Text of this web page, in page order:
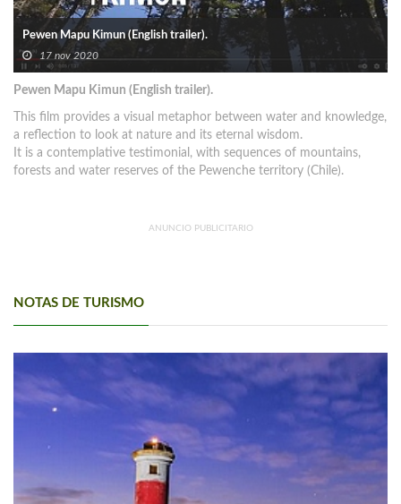
Pewen Mapu Kimun (English trailer).
17 nov 2020
Pewen Mapu Kimun (English trailer).
This film provides a visual metaphor between water and knowledge,
a reflection to look at nature and its eternal wisdom.
It is a contemplative testimonial, with sequences of mountains,
forests and water reserves of the Pewenche territory (Chile).
ANUNCIO PUBLICITARIO
NOTAS DE TURISMO